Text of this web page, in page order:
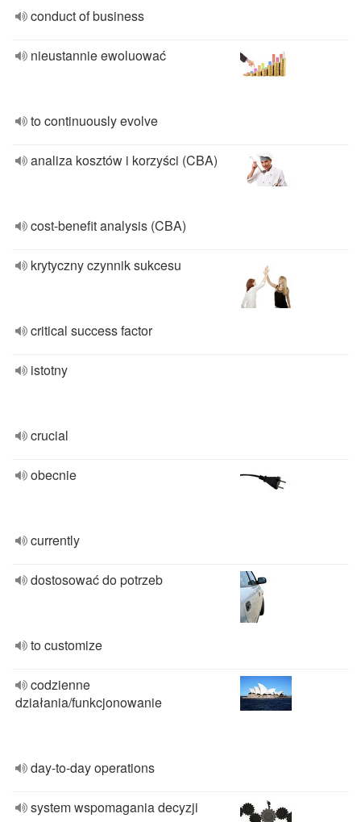
conduct of business
nieustannie ewoluować
to continuously evolve
analiza kosztów i korzyści (CBA)
cost-benefit analysis (CBA)
krytyczny czynnik sukcesu
critical success factor
istotny
crucial
obecnie
currently
dostosować do potrzeb
to customize
codzienne
działania/funkcjonowanie
day-to-day operations
system wspomagania decyzji